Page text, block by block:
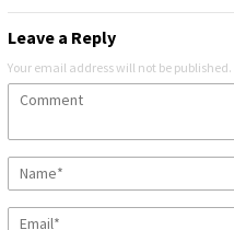
Leave a Reply
Your email address will not be published.